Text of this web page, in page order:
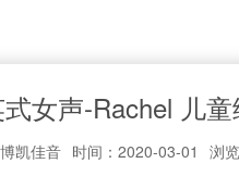
女声-Rachel 儿
凯佳音 时间：2020-03-01 浏